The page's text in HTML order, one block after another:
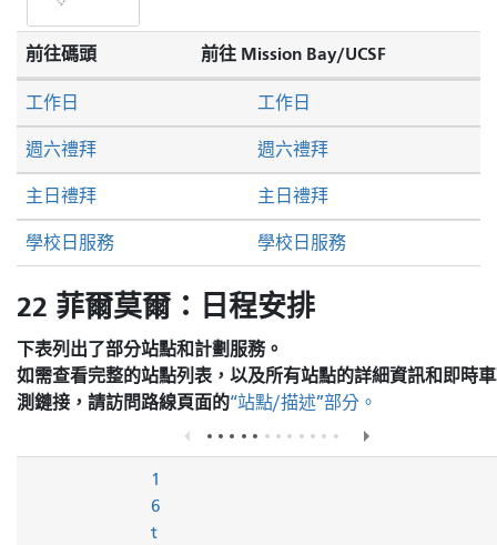
前往碼頭 前往 Mission Bay/UCSF
週六禮拜 週六禮拜
主日禮拜 主日禮拜
工作日 工作日
學校日服務 學校日服務
22 菲爾莫爾：日程安排
下表列出了部分站點和計劃服務。
如需查看完整的站點列表，以及所有站點的詳細資訊和即時
測鏈接，請訪問路線頁面的“站點/描述”部分。
1
6
t